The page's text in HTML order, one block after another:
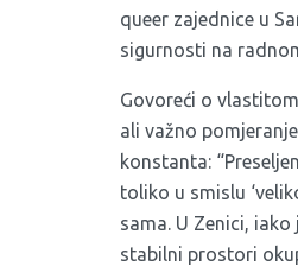
queer zajednice u
sigurnosti na
Govoreći o
ali važno
konstanta:
toliko u smislu
sama. U Zenici,
stabilni prostori